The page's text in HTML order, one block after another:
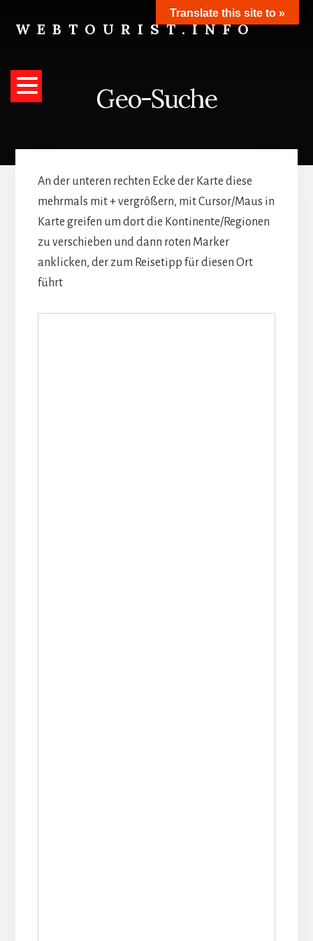
content
WEBTOURIST.INFO
Reisen
Geo-Suche
An der unteren rechten Ecke der Karte diese
mehrmals mit + vergrößern, mit Cursor/Maus in
Karte greifen um dort die Kontinente/Regionen
zu verschieben und dann roten Marker
anklicken, der zum Reisetipp für diesen Ort
führt
Translate this site to »